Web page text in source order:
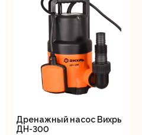
Дренажный насос Вихрь
ДН-300